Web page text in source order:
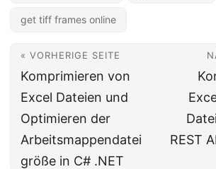
get tiff frames online
« VORHERIGE SEITE
Komprimieren von
Excel Dateien und
Optimieren der
Arbeitsmappendatei
größe in C# .NET
REST